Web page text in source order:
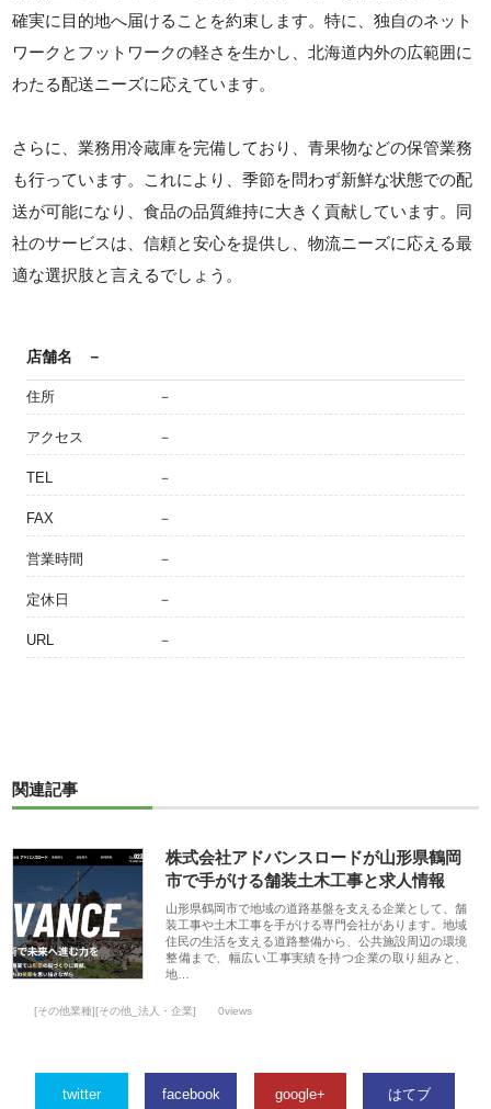
確実に目的地へ届けることを約束します。特に、独自のネット
ワークとフットワークの軽さを生かし、北海道内外の広範囲に
わたる配送ニーズに応えています。
さらに、業務用冷蔵庫を完備しており、青果物などの保管業務
も行っています。これにより、季節を問わず新鮮な状態での配
送が可能になり、食品の品質維持に大きく貢献しています。同
社のサービスは、信頼と安心を提供し、物流ニーズに応える最
適な選択肢と言えるでしょう。
店舗名 －
住所 －
アクセス －
TEL －
FAX －
営業時間 －
定休日 －
URL －
関連記事
株式会社アドバンスロードが山形県鶴岡
市で手がける舗装土木工事と求人情報
山形県鶴岡市で地域の道路基盤を支える企業として、舗
装工事や土木工事を手がける専門会社があります。地域
住民の生活を支える道路整備から、公共施設周辺の環境
整備まで、幅広い工事実績を持つ企業の取り組みと、
地…
[その他業種][その他_法人・企業] 0views
twitter facebook google+ はてブ